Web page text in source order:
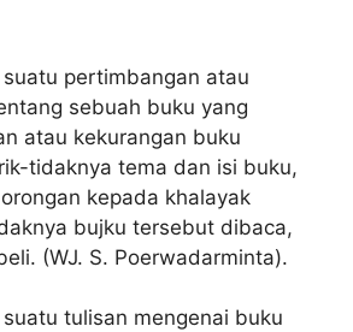
pertimbangan atau
sebuah buku yang
atau kekurangan buku
tidaknya tema dan isi buku,
kepada khalayak
bujku tersebut dibaca,
(WJ. S. Poerwadarminta).
tulisan mengenai buku